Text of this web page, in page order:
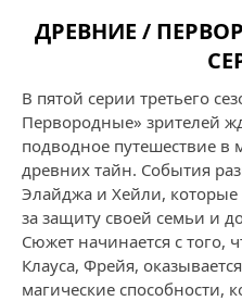
ДРЕВНИЕ /
В пятой серии третьего
Первородные» зрителей
подводное путешествие в
древних тайн. События
Элайджа и Хейли,
за защиту своей семьи и
Сюжет начинается с того,
Клауса, Фрейя,
магические способности,